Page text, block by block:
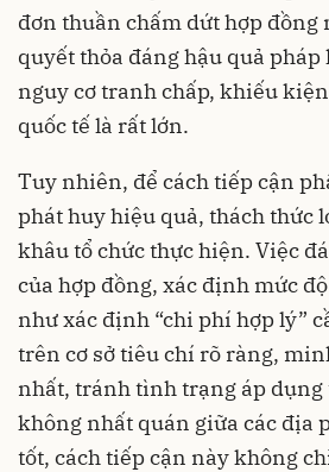
đơn thuần chấm dứt hợp đồng
quyết thỏa đáng hậu quả
nguy cơ tranh chấp, khiếu
quốc tế là rất lớn.
Tuy nhiên, để cách tiếp cận
phát huy hiệu quả, thách thức
khâu tổ chức thực hiện. Việc
của hợp đồng, xác định mức
như xác định “chi phí hợp lý”
trên cơ sở tiêu chí rõ ràng,
nhất, tránh tình trạng áp dụng
không nhất quán giữa các địa
tốt, cách tiếp cận này không